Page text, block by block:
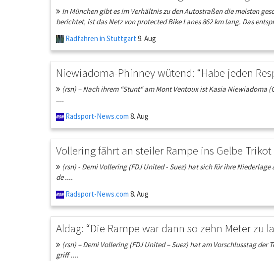
In München gibt es im Verhältnis zu den Autostraßen die meisten
berichtet, ist das Netz von protected Bike Lanes 862 km lang. Das
Radfahren in Stuttgart 9. Aug
Niewiadoma-Phinney wütend: “Habe jeden
(rsn) – Nach ihrem “Stunt“ am Mont Ventoux ist Kasia Niewiadoma
....
Radsport-News.com 8. Aug
Vollering fährt an steiler Rampe ins Gelbe Trikot
(rsn) - Demi Vollering (FDJ United - Suez) hat sich für ihre
de ....
Radsport-News.com 8. Aug
Aldag: “Die Rampe war dann so zehn Meter zu
(rsn) – Demi Vollering (FDJ United – Suez) hat am Vorschlusstag
griff ....